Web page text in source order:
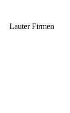
Lauter Firmen